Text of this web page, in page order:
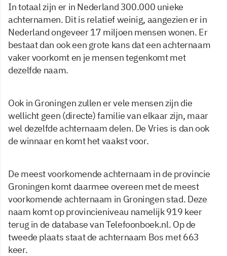
In totaal zijn er in Nederland 300.000 unieke
achternamen. Dit is relatief weinig, aangezien er in
Nederland ongeveer 17 miljoen mensen wonen. Er
bestaat dan ook een grote kans dat een achternaam
vaker voorkomt en je mensen tegenkomt met
dezelfde naam.
Ook in Groningen zullen er vele mensen zijn die
wellicht geen (directe) familie van elkaar zijn, maar
wel dezelfde achternaam delen. De Vries is dan ook
de winnaar en komt het vaakst voor.
De meest voorkomende achternaam in de provincie
Groningen komt daarmee overeen met de meest
voorkomende achternaam in Groningen stad. Deze
naam komt op provincieniveau namelijk 919 keer
terug in de database van Telefoonboek.nl. Op de
tweede plaats staat de achternaam Bos met 663
keer.